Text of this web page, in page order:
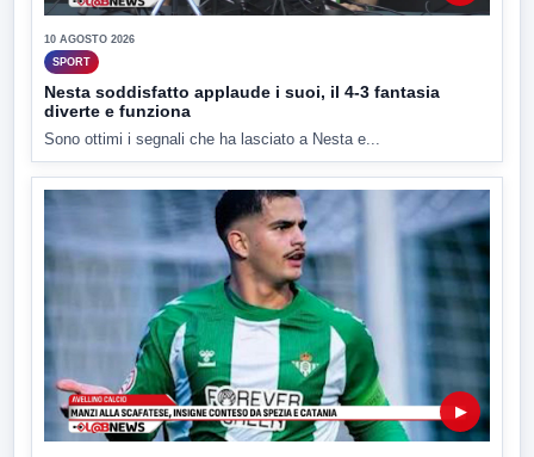
10 AGOSTO 2026
SPORT
Nesta soddisfatto applaude i suoi, il 4-3 fantasia
diverte e funziona
Sono ottimi i segnali che ha lasciato a Nesta e...
▶